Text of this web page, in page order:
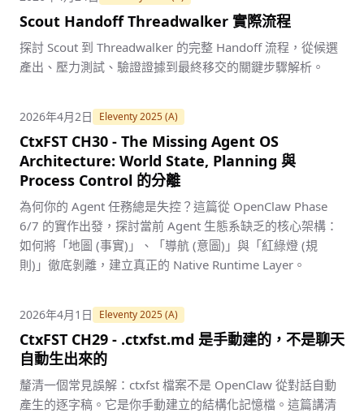
Scout Handoff Threadwalker 實際流程
探討 Scout 到 Threadwalker 的完整 Handoff 流程，從候選
產出、壓力測試、驗證證據到最終移交的關鍵步驟解析。
2026年4月2日 Eleventy 2025 (A)
CtxFST CH30 - The Missing Agent OS
Architecture: World State, Planning 與
Process Control 的分離
為何你的 Agent 任務總是失控？這篇從 OpenClaw Phase
6/7 的實作出發，探討當前 Agent 生態系缺乏的核心架構：
如何將「地圖 (事實)」、「導航 (意圖)」與「紅綠燈 (規
則)」徹底剝離，建立真正的 Native Runtime Layer。
2026年4月1日 Eleventy 2025 (A)
CtxFST CH29 - .ctxfst.md 是手動建的，不是聊天
自動生出來的
釐清一個常見誤解：ctxfst 檔案不是 OpenClaw 從對話自動
產生的逐字稿。它是你手動建立的結構化記憶檔。這篇講清